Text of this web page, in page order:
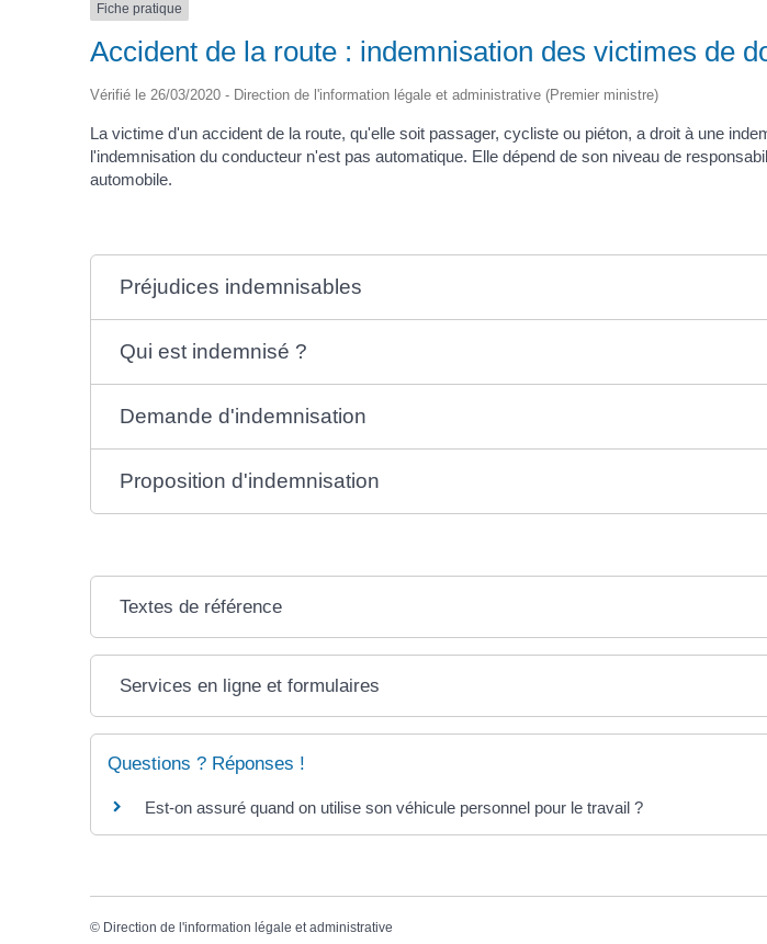
Fiche pratique
Accident de la route : indemnisation des victimes de
Vérifié le 26/03/2020 - Direction de l'information légale et administrative (Premier ministre)
La victime d'un accident de la route, qu'elle soit passager, cycliste ou piéton, a droit à une
l'indemnisation du conducteur n'est pas automatique. Elle dépend de son niveau de
automobile.
Préjudices indemnisables
Qui est indemnisé ?
Demande d'indemnisation
Proposition d'indemnisation
Textes de référence
Services en ligne et formulaires
Questions ? Réponses !
Est-on assuré quand on utilise son véhicule personnel pour le travail ?
© Direction de l'information légale et administrative